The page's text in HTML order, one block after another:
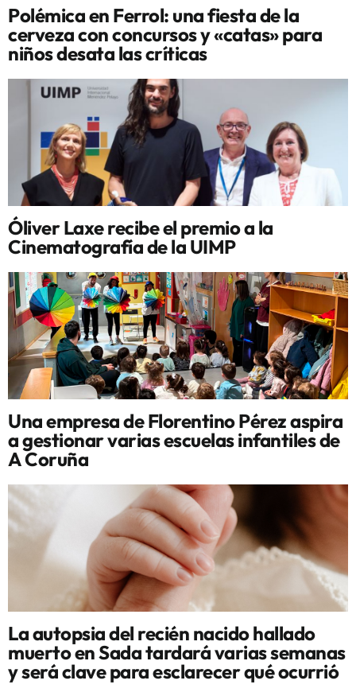
Polémica en Ferrol: una fiesta de la
cerveza con concursos y «catas» para
niños desata las críticas
Óliver Laxe recibe el premio a la
Cinematografía de la UIMP
Una empresa de Florentino Pérez aspira
a gestionar varias escuelas infantiles de
A Coruña
La autopsia del recién nacido hallado
muerto en Sada tardará varias semanas
y será clave para esclarecer qué ocurrió